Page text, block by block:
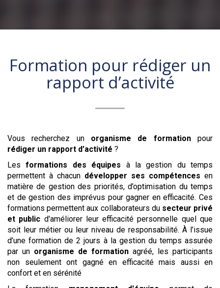
Formation pour rédiger un
rapport d’activité
Vous recherchez un organisme de formationpour
rédiger un rapport d’activité ?
Lesformations des équipes à la gestion du temps
permettent à chacun développer ses compétences en
matière de gestion des priorités, d’optimisation du temps
et de gestion des imprévus pour gagner en efficacité. Ces
formations permettent aux collaborateurs du secteur privé
et public d'améliorer leur efficacité personnelle quel que
soit leur métier ou leur niveau de responsabilité. À l’issue
d’une formation de 2 jours à la gestion du temps assurée
par un organisme de formation agréé, les participants
non seulement ont gagné en efficacité mais aussi en
confort et en sérénité